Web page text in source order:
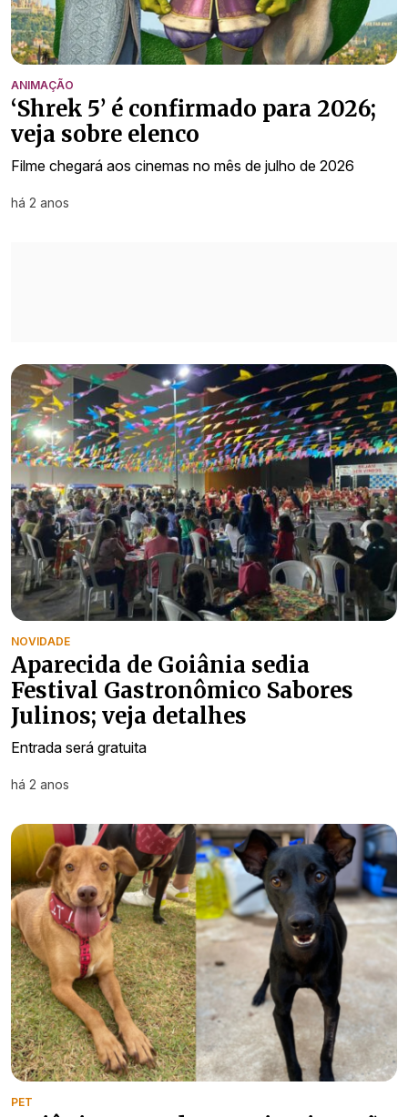
ANIMAÇÃO
‘Shrek 5’ é confirmado para 2026;
veja sobre elenco
Filme chegará aos cinemas no mês de julho de 2026
há 2 anos
NOVIDADE
Aparecida de Goiânia sedia
Festival Gastronômico Sabores
Julinos; veja detalhes
Entrada será gratuita
há 2 anos
PET